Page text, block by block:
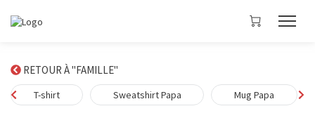
RETOUR À "FAMILLE"
T-shirt Sweatshirt Papa Mug Papa